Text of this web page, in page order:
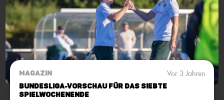
MAGAZIN Vor 3 Jahren
Bundesliga-Vorschau für das siebte
Spielwochenende